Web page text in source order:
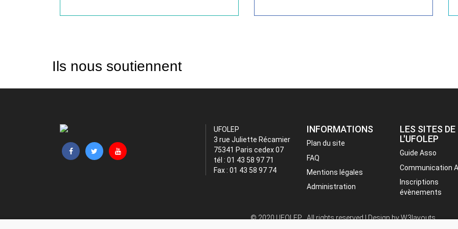
Ils nous soutiennent
UFOLEP
3 rue Juliette Récamier
75341 Paris cedex 07
tél : 01 43 58 97 71
Fax : 01 43 58 97 74
INFORMATIONS
Plan du site
FAQ
Mentions légales
Administration
LES SITES DE
L'UFOLEP
Guide Asso
Communication
Inscriptions
évènements
© 2020 UFOLEP . All rights reserved | Design byW3layouts.